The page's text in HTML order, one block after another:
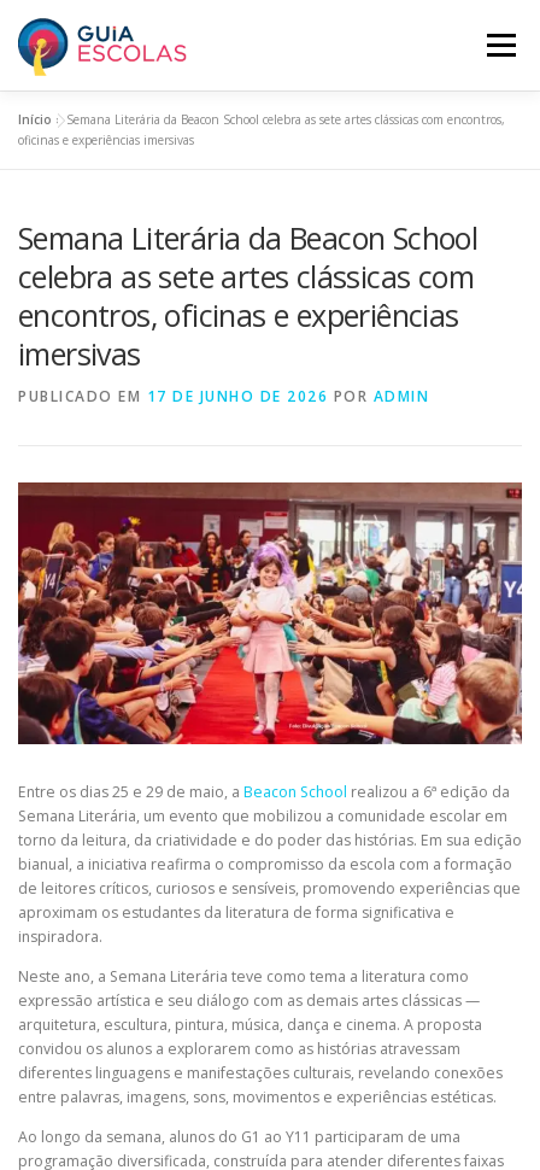
para
conteúdo
Menu
HOME ESCOLAS ASSINANTES
BUSCAR ESCOLAS PANORAMA EDUCACIONAL
O GUIA ESCOLAS INCLUA SUA ESCOLA PLANOS
Início »Semana Literária da Beacon School celebra as sete artes clássicas com encontros,
oficinas e experiências imersivas
Semana Literária da Beacon School
celebra as sete artes clássicas com
encontros, oficinas e experiências
imersivas
PUBLICADO EM 17 DE JUNHO DE 2026 POR ADMIN
Entre os dias 25 e 29 de maio, a Beacon School realizou a 6ª edição da
Semana Literária, um evento que mobilizou a comunidade escolar em
torno da leitura, da criatividade e do poder das histórias. Em sua edição
bianual, a iniciativa reafirma o compromisso da escola com a formação
de leitores críticos, curiosos e sensíveis, promovendo experiências que
aproximam os estudantes da literatura de forma significativa e
inspiradora.
Neste ano, a Semana Literária teve como tema a literatura como
expressão artística e seu diálogo com as demais artes clássicas —
arquitetura, escultura, pintura, música, dança e cinema. A proposta
convidou os alunos a explorarem como as histórias atravessam
diferentes linguagens e manifestações culturais, revelando conexões
entre palavras, imagens, sons, movimentos e experiências estéticas.
Ao longo da semana, alunos do G1 ao Y11 participaram de uma
programação diversificada, construída para atender diferentes faixas